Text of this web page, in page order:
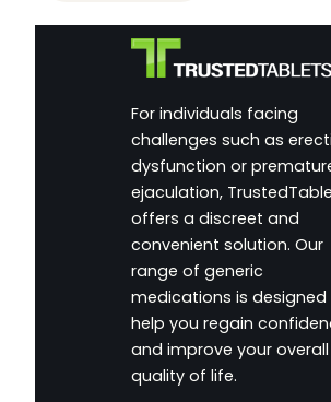
For individuals facing
challenges such as
dysfunction or
ejaculation,
offers a discreet and
convenient solution. Our
range of generic
medications is designed
help you regain
and improve your overall
quality of life.